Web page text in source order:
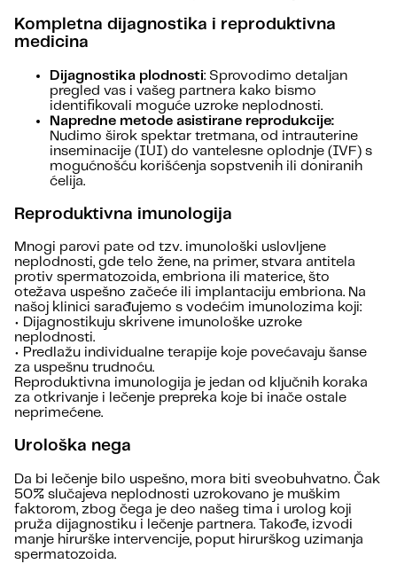
Kompletna dijagnostika i reproduktivna
medicina
Dijagnostika plodnosti: Sprovodimo detaljan
pregled vas i vašeg partnera kako bismo
identifikovali moguće uzroke neplodnosti.
Napredne metode asistirane reprodukcije:
Nudimo širok spektar tretmana, od intrauterine
inseminacije (IUI) do vantelesne oplodnje (IVF) s
mogućnošću korišćenja sopstvenih ili doniranih
ćelija.
Reproduktivna imunologija
Mnogi parovi pate od tzv. imunološki uslovljene
neplodnosti, gde telo žene, na primer, stvara antitela
protiv spermatozoida, embriona ili materice, što
otežava uspešno začeće ili implantaciju embriona. Na
našoj klinici sarađujemo s vodećim imunolozima koji:
• Dijagnostikuju skrivene imunološke uzroke
neplodnosti.
• Predlažu individualne terapije koje povećavaju šanse
za uspešnu trudnoću.
Reproduktivna imunologija je jedan od ključnih koraka
za otkrivanje i lečenje prepreka koje bi inače ostale
neprimećene.
Urološka nega
Da bi lečenje bilo uspešno, mora biti sveobuhvatno. Čak
50% slučajeva neplodnosti uzrokovano je muškim
faktorom, zbog čega je deo našeg tima i urolog koji
pruža dijagnostiku i lečenje partnera. Takođe, izvodi
manje hirurške intervencije, poput hirurškog uzimanja
spermatozoida.